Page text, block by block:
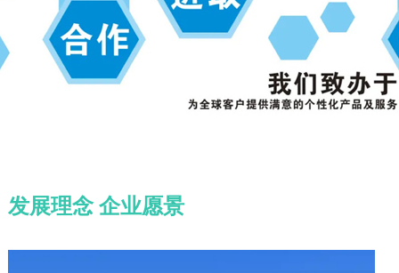
发展理念 企业愿景